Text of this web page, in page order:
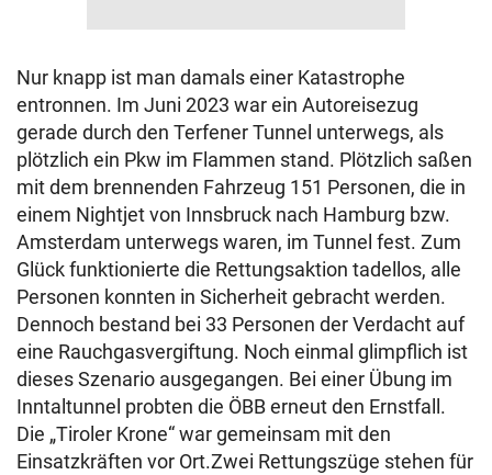
Nur knapp ist man damals einer Katastrophe
entronnen. Im Juni 2023 war ein Autoreisezug
gerade durch den Terfener Tunnel unterwegs, als
plötzlich ein Pkw im Flammen stand. Plötzlich saßen
mit dem brennenden Fahrzeug 151 Personen, die in
einem Nightjet von Innsbruck nach Hamburg bzw.
Amsterdam unterwegs waren, im Tunnel fest. Zum
Glück funktionierte die Rettungsaktion tadellos, alle
Personen konnten in Sicherheit gebracht werden.
Dennoch bestand bei 33 Personen der Verdacht auf
eine Rauchgasvergiftung. Noch einmal glimpflich ist
dieses Szenario ausgegangen. Bei einer Übung im
Inntaltunnel probten die ÖBB erneut den Ernstfall.
Die „Tiroler Krone“ war gemeinsam mit den
Einsatzkräften vor Ort.Zwei Rettungszüge stehen für